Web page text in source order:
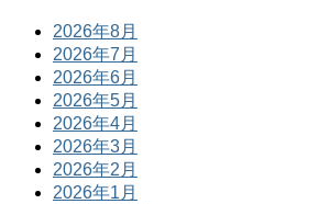
2026年8月
2026年7月
2026年6月
2026年5月
2026年4月
2026年3月
2026年2月
2026年1月